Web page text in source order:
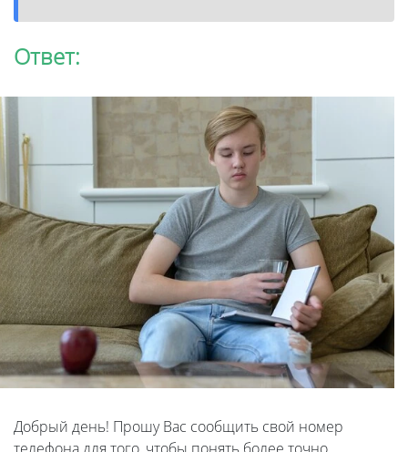
Ответ:
Добрый день! Прошу Вас сообщить свой номер